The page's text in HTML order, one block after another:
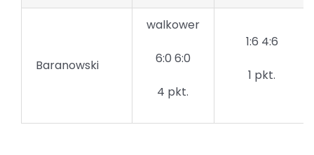
Baranowski
walkower
6:0 6:0
4 pkt.
1:6 4:6
1 pkt.